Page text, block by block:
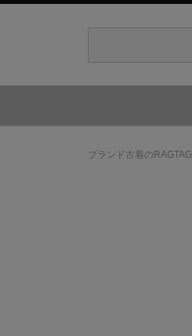
ブランド古着のRAGTAG